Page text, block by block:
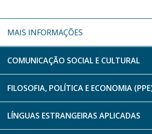
MAIS INFORMAÇÕES
COMUNICAÇÃO SOCIAL E CULTURAL
FILOSOFIA, POLÍTICA E ECONOMIA
LÍNGUAS ESTRANGEIRAS APLICADAS